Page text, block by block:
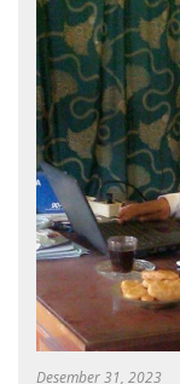
Desember 31, 2023